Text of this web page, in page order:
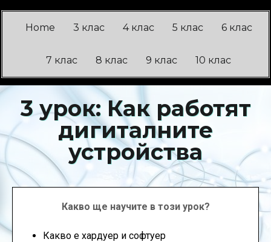
Home 3 клас 4 клас 5 клас 6 клас
7 клас 8 клас 9 клас 10 клас
3 урок: Как работят
дигиталните
устройства
Какво ще научите в този урок?
Какво е хардуер и софтуер